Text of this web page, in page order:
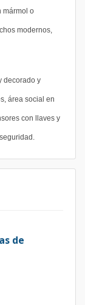
mármol o
modernos,
decorado y
área social en
con llaves y
de